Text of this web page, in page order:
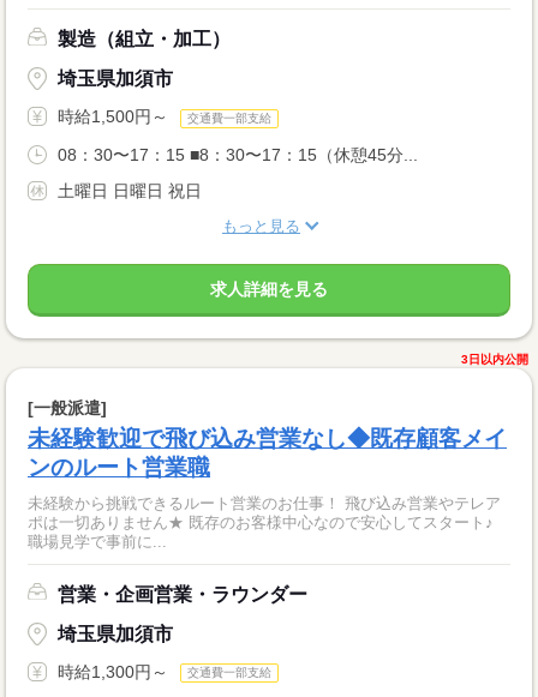
製造（組立・加工）
埼玉県加須市
時給1,500円～ 交通費一部支給
08：30〜17：15 ■8：30〜17：15（休憩45分...
土曜日 日曜日 祝日
もっと見る
求人詳細を見る
3日以内公開
[一般派遣]
未経験歓迎で飛び込み営業なし◆既存顧客メイ
ンのルート営業職
未経験から挑戦できるルート営業のお仕事！ 飛び込み営業やテレア
ポは一切ありません★ 既存のお客様中心なので安心してスタート♪
職場見学で事前に...
営業・企画営業・ラウンダー
埼玉県加須市
時給1,300円～ 交通費一部支給